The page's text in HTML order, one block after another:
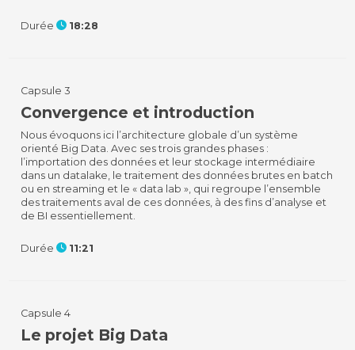
Durée 18:28
Capsule 3
Convergence et introduction
Nous évoquons ici l’architecture globale d’un système
orienté Big Data. Avec ses trois grandes phases :
l’importation des données et leur stockage intermédiaire
dans un datalake, le traitement des données brutes en batch
ou en streaming et le « data lab », qui regroupe l’ensemble
des traitements aval de ces données, à des fins d’analyse et
de BI essentiellement.
Durée 11:21
Capsule 4
Le projet Big Data